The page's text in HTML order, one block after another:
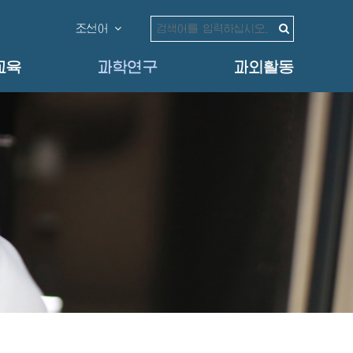
조선어
육 과학연구 과외활동